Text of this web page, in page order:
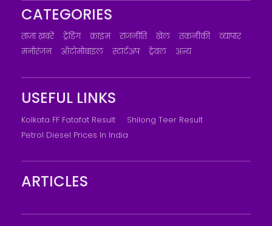
CATEGORIES
ताज़ा ख़बरें ट्रेंडिंग क्राइम राजनीति खेल तकनीकी
व्यापार
मनोरंजन
ऑटोमोबाइल स्टार्टअप ट्रेवल अन्य
USEFUL LINKS
Kolkata FF Fatafat Result
Shilong Teer Result
Petrol Diesel Prices In India
ARTICLES